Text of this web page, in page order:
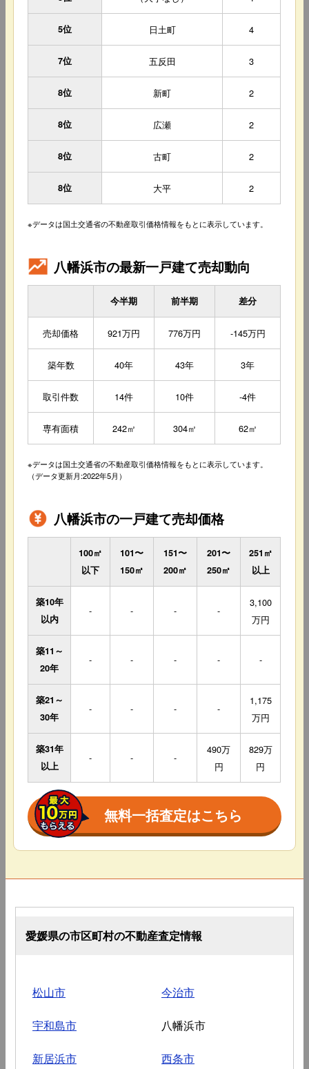
5位 日土町 4
7位 五反田 3
8位 新町 2
8位 広瀬 2
8位 古町 2
8位 大平 2
※データは国土交通省の不動産取引価格情報をもとに表示しています。
八幡浜市の最新一戸建て売却動向
今半期 前半期 差分
売却価格 921万円 776万円 -145万円
築年数 40年 43年 3年
取引件数 14件 10件 -4件
専有面積 242㎡ 304㎡ 62㎡
※データは国土交通省の不動産取引価格情報をもとに表示しています。
（データ更新月:2022年5月）
八幡浜市の一戸建て売却価格
100㎡
以下
101〜
150㎡
151〜
200㎡
201〜
250㎡
251㎡
以上
築10年
以内
- - - -
3,100
万円
築11～
20年
- - - - -
築21～
30年
- - - -
1,175
万円
築31年
以上
- - -
490万
円
829万
円
無料一括査定はこちら
愛媛県の市区町村の不動産査定情報
松山市 今治市
宇和島市 八幡浜市
新居浜市 西条市